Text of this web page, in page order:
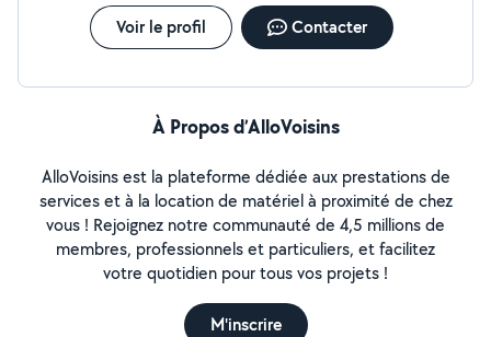
Voir le profil Contacter
À Propos d’AlloVoisins
AlloVoisins est la plateforme dédiée aux prestations de
services et à la location de matériel à proximité de chez
vous ! Rejoignez notre communauté de 4,5 millions de
membres, professionnels et particuliers, et facilitez
votre quotidien pour tous vos projets !
M'inscrire